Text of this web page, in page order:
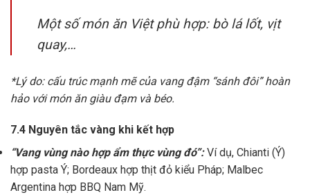
Một số món ăn Việt phù hợp: bò lá lốt, vịt
quay,…
*Lý do: cấu trúc mạnh mẽ của vang đậm “sánh đôi” hoàn
hảo với món ăn giàu đạm và béo.
7.4 Nguyên tắc vàng khi kết hợp
“Vang vùng nào hợp ẩm thực vùng đó”:Ví dụ, Chianti (Ý)
hợp pasta Ý; Bordeaux hợp thịt đỏ kiểu Pháp; Malbec
Argentina hợp BBQ Nam Mỹ.